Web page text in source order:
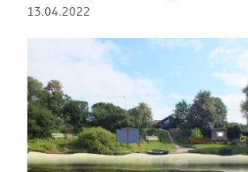
13.04.2022